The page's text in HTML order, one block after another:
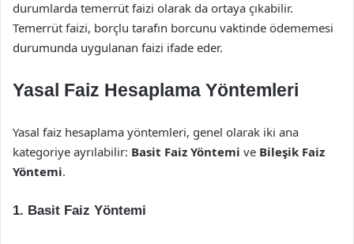
durumlarda temerrüt faizi olarak da ortaya çıkabilir.
Temerrüt faizi, borçlu tarafın borcunu vaktinde ödememesi
durumunda uygulanan faizi ifade eder.
Yasal Faiz Hesaplama Yöntemleri
Yasal faiz hesaplama yöntemleri, genel olarak iki ana
kategoriye ayrılabilir: Basit Faiz Yöntemi ve Bileşik Faiz
Yöntemi.
1. Basit Faiz Yöntemi